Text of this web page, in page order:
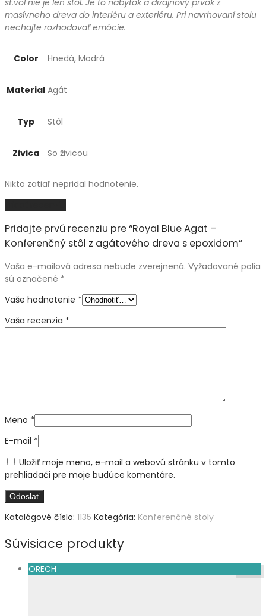
masívneho dreva do interiéru a exteriéru. Pri navrhovaní stolu
nechajte rozhodovať emócie.
Color Hnedá, Modrá
Material Agát
Typ Stôl
Zivica So živicou
Nikto zatiaľ nepridal hodnotenie.
Pridajte prvú recenziu pre “Royal Blue Agat –
Konferenčný stôl z agátového dreva s epoxidom”
Vaša e-mailová adresa nebude zverejnená. Vyžadované polia
sú označené *
Vaše hodnotenie *
Vaša recenzia *
Meno *
E-mail *
Uložiť moje meno, e-mail a webovú stránku v tomto
prehliadači pre moje budúce komentáre.
Katalógové číslo: 1135 Kategória: Konferenčné stoly
Súvisiace produkty
ORECH